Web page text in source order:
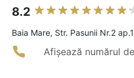
8.2
Baia Mare, Str. Pasunii Nr.2
Afișează numărul